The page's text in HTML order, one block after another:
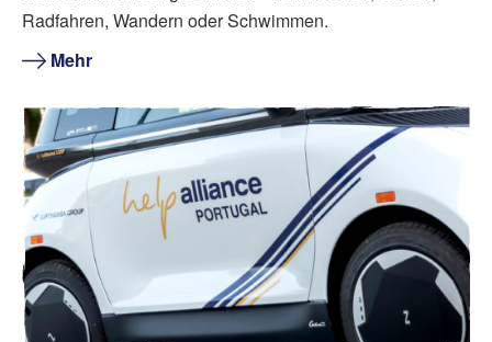
Radfahren, Wandern oder Schwimmen.
Mehr